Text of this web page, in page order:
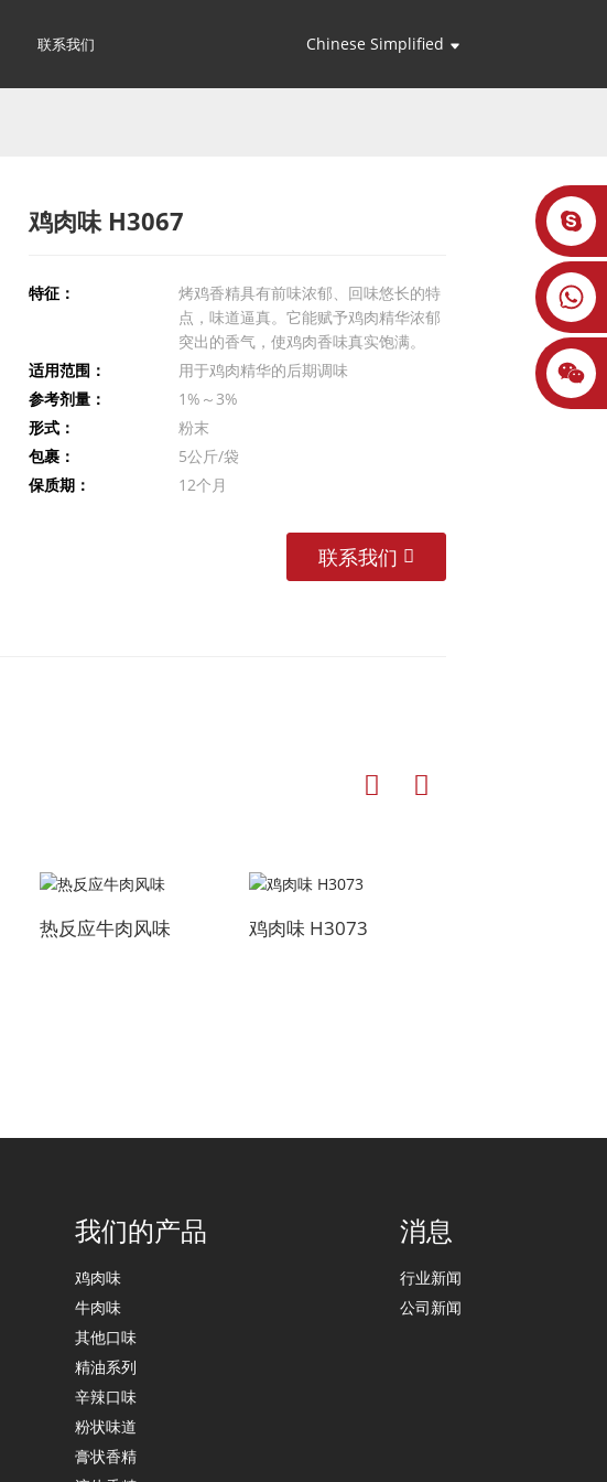
联系我们 Chinese Simplified
Loading...
Loading...
鸡肉味 H3067
特征：
烤鸡香精具有前味浓郁、回味悠长的特
点，味道逼真。它能赋予鸡肉精华浓郁
突出的香气，使鸡肉香味真实饱满。
适用范围：
用于鸡肉精华的后期调味
参考剂量：
1%～3%
形式：
粉末
包裹：
5公斤/袋
保质期：
12个月
联系我们
热反应牛肉风味 鸡肉味 H3073
我们的产品
鸡肉味
牛肉味
其他口味
精油系列
辛辣口味
粉状味道
膏状香精
消息
行业新闻
公司新闻